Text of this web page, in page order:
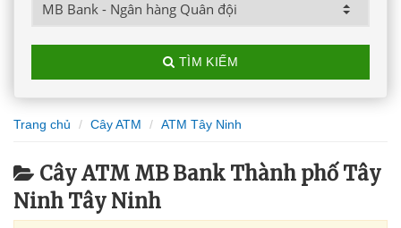
TÌM KIẾM
Trang chủ Cây ATM ATM Tây Ninh
Cây ATM MB Bank Thành phố Tây
Ninh Tây Ninh